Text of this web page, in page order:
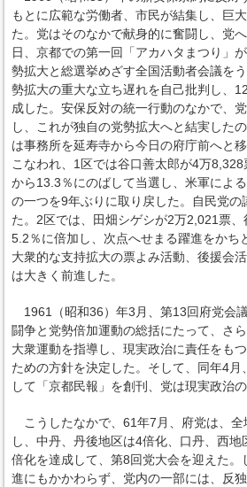
もとに広範な労働者、市民が結集し、巨
た。党はそのなかで献身的に奮闘し、党
日、京都での第一回「アカハタまつり」
勢拡大と総選挙めざす全国活動者会議を
勢拡大の重大な立ち遅れを自己批判し、
成した。安保反対の統一行動のなかで、
し、これが独自の党勢拡大へと結実した
は事務所を延寿寺から今日の府庁前へと
こなわれ、1区では谷口善太郎が4万
から13.3％にのばして当選し、米軍によ
の一つを9年ぶりに取り戻した。自民党の
た。2区では、田畑シゲシが2万2,021票
5.2％に倍加し、次点へせまる躍進をかち
大衆的な支持拡大の票よみ活動、後援会
は大きく前進した。
1961（昭和36）年3月、第13回府党会
闘争と党勢倍加運動の総括にたって、さ
大衆運動を指導し、現実政治に責任をも
ための方針を決定した。そして、同年4月
して「京都民報」を創刊、党は現実政治
こうしたなかで、61年7月、府党は、全
し、中丹、丹後地区は4倍化、口丹、西
倍化を達成して、第8回党大会を迎えた。
進にもかかわらず、党内の一部には、反